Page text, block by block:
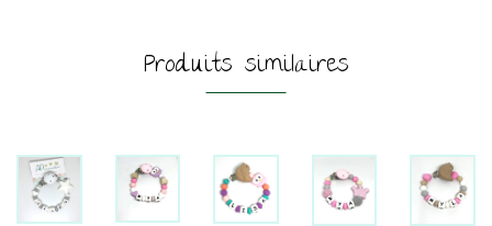
Produits similaires